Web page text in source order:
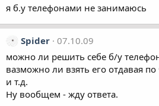
я б.у телефонами не занимаюсь
Spider 07.10.09
можно ли решить себе б/у
вазможно ли взять его отдавая
и т.д.
Ну вообщем - жду ответа.